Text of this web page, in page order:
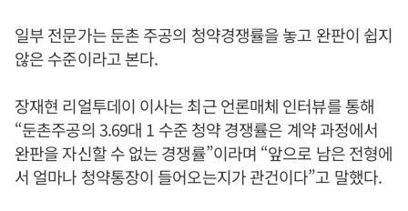
일부 전문가는 둔촌 주공의 청약경쟁률을 놓고 완판이 쉽지
않은 수준이라고 본다.
장재현 리얼투데이 이사는 최근 언론매체 인터뷰를 통해
“둔촌주공의 3.69대 1 수준 청약 경쟁률은 계약 과정에서
완판을 자신할 수 없는 경쟁률”이라며 “앞으로 남은 전형에
서 얼마나 청약통장이 들어오는지가 관건이다”고 말했다.